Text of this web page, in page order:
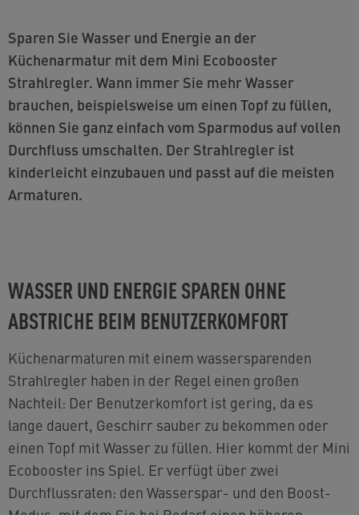
Sparen Sie Wasser und Energie an der
Küchenarmatur mit dem Mini Ecobooster
Strahlregler. Wann immer Sie mehr Wasser
brauchen, beispielsweise um einen Topf zu füllen,
können Sie ganz einfach vom Sparmodus auf vollen
Durchfluss umschalten. Der Strahlregler ist
kinderleicht einzubauen und passt auf die meisten
Armaturen.
WASSER UND ENERGIE SPAREN OHNE
ABSTRICHE BEIM BENUTZERKOMFORT
Küchenarmaturen mit einem wassersparenden
Strahlregler haben in der Regel einen großen
Nachteil: Der Benutzerkomfort ist gering, da es
lange dauert, Geschirr sauber zu bekommen oder
einen Topf mit Wasser zu füllen. Hier kommt der Mini
Ecobooster ins Spiel. Er verfügt über zwei
Durchflussraten: den Wasserspar- und den Boost-